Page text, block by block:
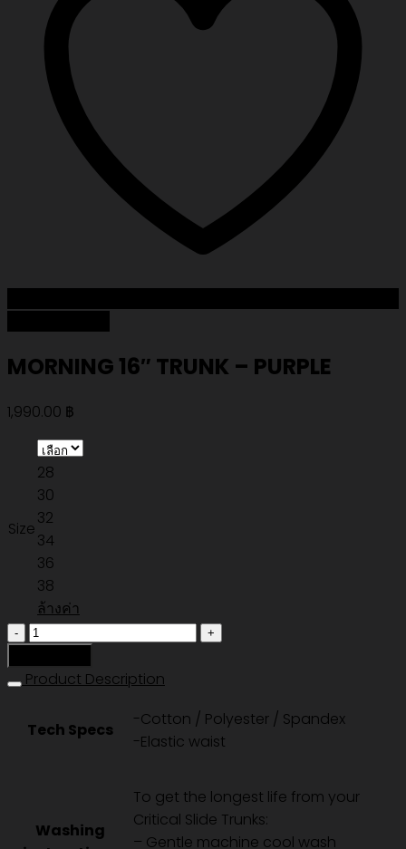
MORNING 16″ TRUNK – PURPLE
1,990.00 ฿
Size
28
30
32
34
36
38
ล้างค่า
จำนวน
16"
-
Product Description
Tech Specs
-Cotton / Polyester / Spandex
-Elastic waist
Washing
To get the longest life from your
Critical Slide Trunks:
– Gentle machine cool wash